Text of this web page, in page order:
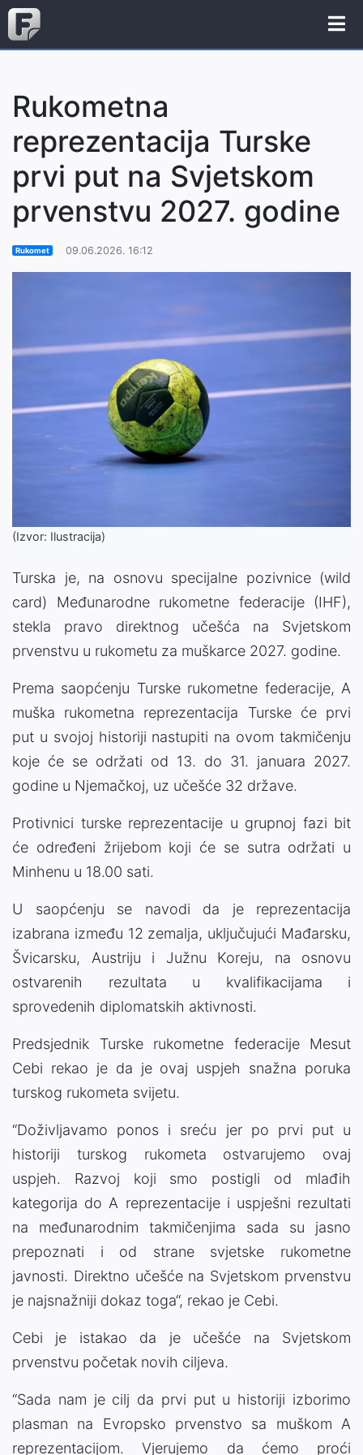
Rukometna
reprezentacija Turske
prvi put na Svjetskom
prvenstvu 2027. godine
Rukomet 09.06.2026. 16:12
(Izvor: Ilustracija)
Turska je, na osnovu specijalne pozivnice (wild
card) Međunarodne rukometne federacije (IHF),
stekla pravo direktnog učešća na Svjetskom
prvenstvu u rukometu za muškarce 2027. godine.
Prema saopćenju Turske rukometne federacije, A
muška rukometna reprezentacija Turske će prvi
put u svojoj historiji nastupiti na ovom takmičenju
koje će se održati od 13. do 31. januara 2027.
godine u Njemačkoj, uz učešće 32 države.
Protivnici turske reprezentacije u grupnoj fazi bit
će određeni žrijebom koji će se sutra održati u
Minhenu u 18.00 sati.
U saopćenju se navodi da je reprezentacija
izabrana između 12 zemalja, uključujući Mađarsku,
Švicarsku, Austriju i Južnu Koreju, na osnovu
ostvarenih rezultata u kvalifikacijama i
sprovedenih diplomatskih aktivnosti.
Predsjednik Turske rukometne federacije Mesut
Cebi rekao je da je ovaj uspjeh snažna poruka
turskog rukometa svijetu.
“Doživljavamo ponos i sreću jer po prvi put u
historiji turskog rukometa ostvarujemo ovaj
uspjeh. Razvoj koji smo postigli od mlađih
kategorija do A reprezentacije i uspješni rezultati
na međunarodnim takmičenjima sada su jasno
prepoznati i od strane svjetske rukometne
javnosti. Direktno učešće na Svjetskom prvenstvu
je najsnažniji dokaz toga“, rekao je Cebi.
Cebi je istakao da je učešće na Svjetskom
prvenstvu početak novih ciljeva.
“Sada nam je cilj da prvi put u historiji izborimo
plasman na Evropsko prvenstvo sa muškom A
reprezentacijom. Vjerujemo da ćemo proći